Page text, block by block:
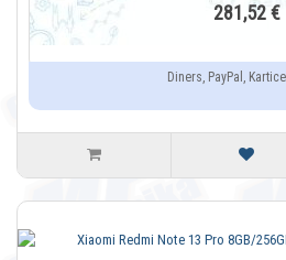
281,52 €
Diners, PayPal,